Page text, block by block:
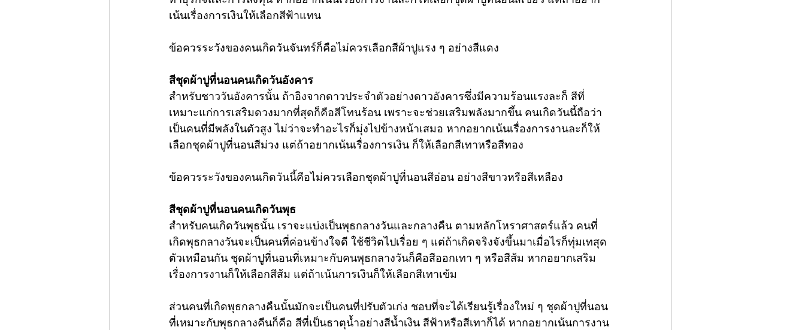
เน้นเรื่องการเงินให้เลือกสีฟ้าแทน
ข้อควรระวังของคนเกิดวันจันทร์ก็คือไม่ควรเลือกสีผ้าปูแรง ๆ อย่างสีแดง
สีชุดผ้าปูที่นอนคนเกิดวันอังคาร
สำหรับชาววันอังคารนั้น ถ้าอิงจากดาวประจำตัวอย่างดาวอังคารซึ่งมีความร้อนแรงละก็ สีที่
เหมาะแก่การเสริมดวงมากที่สุดก็คือสีโทนร้อน เพราะจะช่วยเสริมพลังมากขึ้น คนเกิดวันนี้ถือว่า
เป็นคนที่มีพลังในตัวสูง ไม่ว่าจะทำอะไรก็มุ่งไปข้างหน้าเสมอ หากอยากเน้นเรื่องการงานละก็ให้
เลือกชุดผ้าปูที่นอนสีม่วง แต่ถ้าอยากเน้นเรื่องการเงิน ก็ให้เลือกสีเทาหรือสีทอง
ข้อควรระวังของคนเกิดวันนี้คือไม่ควรเลือกชุดผ้าปูที่นอนสีอ่อน อย่างสีขาวหรือสีเหลือง
สีชุดผ้าปูที่นอนคนเกิดวันพุธ
สำหรับคนเกิดวันพุธนั้น เราจะแบ่งเป็นพุธกลางวันและกลางคืน ตามหลักโหราศาสตร์แล้ว คนที่
เกิดพุธกลางวันจะเป็นคนที่ค่อนข้างใจดี ใช้ชีวิตไปเรื่อย ๆ แต่ถ้าเกิดจริงจังขึ้นมาเมื่อไรก็ทุ่มเทสุด
ตัวเหมือนกัน ชุดผ้าปูที่นอนที่เหมาะกับคนพุธกลางวันก็คือสีออกเทา ๆ หรือสีส้ม หากอยากเสริม
เรื่องการงานก็ให้เลือกสีส้ม แต่ถ้าเน้นการเงินก็ให้เลือกสีเทาเข้ม
ส่วนคนที่เกิดพุธกลางคืนนั้นมักจะเป็นคนที่ปรับตัวเก่ง ชอบที่จะได้เรียนรู้เรื่องใหม่ ๆ ชุดผ้าปูที่นอน
ที่เหมาะกับพุธกลางคืนก็คือ สีที่เป็นธาตุน้ำอย่างสีน้ำเงิน สีฟ้าหรือสีเทาก็ได้ หากอยากเน้นการงาน